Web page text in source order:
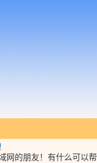
网的朋友！有什么可以帮